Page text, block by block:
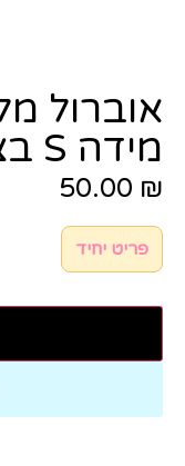
מידה S בצבע אדום
50.00 ₪
פריט יחיד